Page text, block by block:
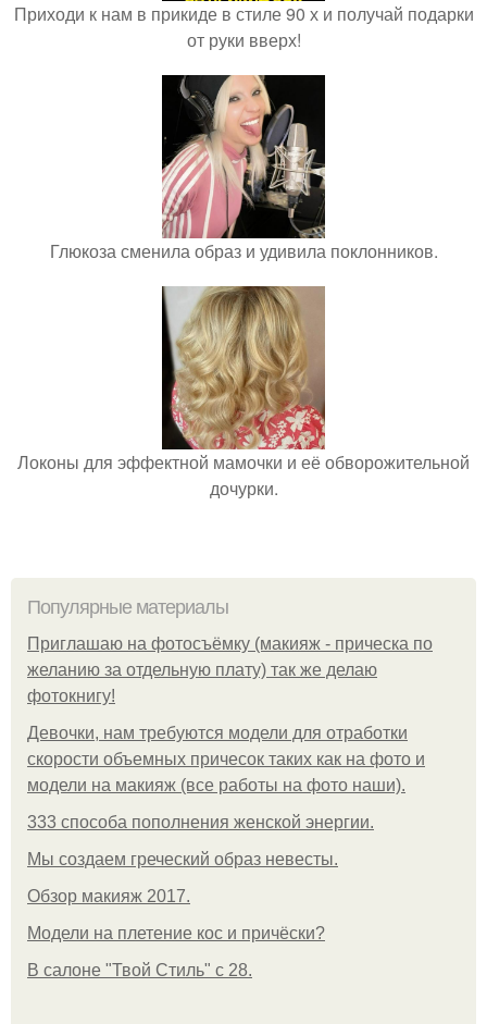
Приходи к нам в прикиде в стиле 90 х и получай подарки
от руки вверх!
Глюкоза сменила образ и удивила поклонников.
Локоны для эффектной мамочки и её обворожительной
дочурки.
Популярные материалы
Приглашаю на фотосъёмку (макияж - прическа по
желанию за отдельную плату) так же делаю
фотокнигу!
Девочки, нам требуются модели для отработки
скорости объемных причесок таких как на фото и
модели на макияж (все работы на фото наши).
333 способа пополнения женской энергии.
Мы создаем греческий образ невесты.
Обзор макияж 2017.
Модели на плетение кос и причёски?
В салоне "Твой Стиль" с 28.